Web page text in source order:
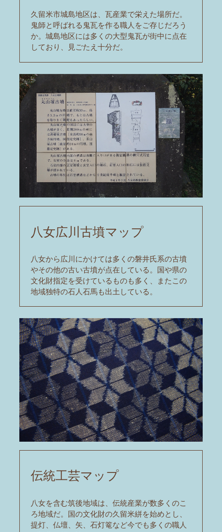
久留米市城島地区は、瓦産業で栄えた場所だ。
鬼師と呼ばれる鬼瓦を作る職人をご存じだろう
か。城島地区には多くの大型鬼瓦が街中に点在
しており、見ごたえ十分だ。
八女広川古墳マップ
八女から広川にかけては多くの磐井氏系の古墳
やその他の古い古墳が点在している。国や県の
文化財指定を受けているものも多く、またこの
地域独特の石人石馬も出土している。
伝統工芸マップ
八女を含む筑後地域は、伝統産業が数多くのこ
ろ地域だ。国の文化財の久留米絣を始めとし、
提灯、仏壇、矢、石灯篭など今でも多くの職人